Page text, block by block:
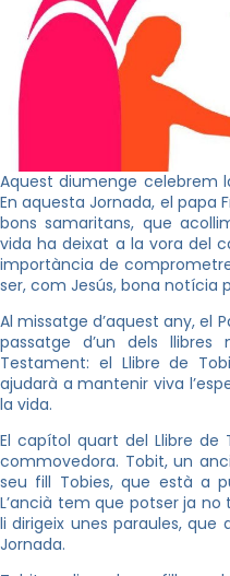
Aquest diumenge celebrem
En aquesta Jornada, el papa
bons samaritans, que
vida ha deixat a la vora del
importància de
ser, com Jesús, bona notícia
Al missatge d’aquest any, el
passatge d’un dels
Testament: el Llibre de
ajudarà a mantenir viva
la vida.
El capítol quart del Llibre
commovedora. Tobit, un
seu fill Tobies, que està a
L’ancià tem que potser ja no
li dirigeix ​​unes paraules, que
Jornada.